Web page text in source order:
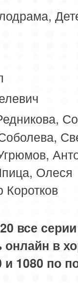
Олеся
все серии
онлайн в
и 1080 по